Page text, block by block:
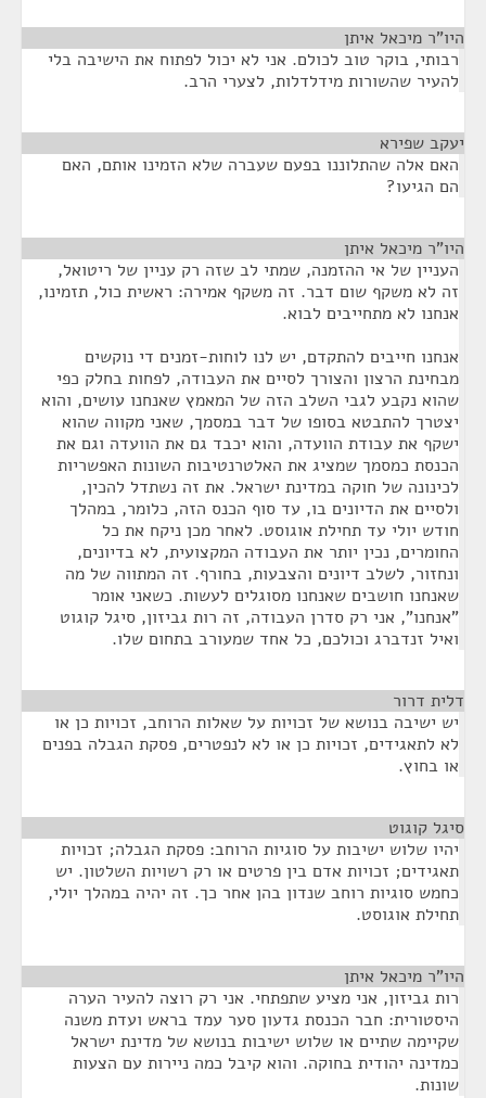
היו"ר מיכאל איתן
רבותי, בוקר טוב לכולם. אני לא יכול לפתוח את הישיבה בלי
להעיר שהשורות מידלדלות, לצערי הרב.
יעקב שפירא
האם אלה שהתלוננו בפעם שעברה שלא הזמינו אותם, האם
הם הגיעו?
היו"ר מיכאל איתן
העניין של אי ההזמנה, שמתי לב שזה רק עניין של ריטואל,
זה לא משקף שום דבר. זה משקף אמירה: ראשית כול, תזמינו,
אנחנו לא מתחייבים לבוא.
אנחנו חייבים להתקדם, יש לנו לוחות-זמנים די נוקשים
מבחינת הרצון והצורך לסיים את העבודה, לפחות בחלק כפי
שהוא נקבע לגבי השלב הזה של המאמץ שאנחנו עושים, והוא
יצטרך להתבטא בסופו של דבר במסמך, שאני מקווה שהוא
ישקף את עבודת הוועדה, והוא יכבד גם את הוועדה וגם את
הכנסת כמסמך שמציג את האלטרנטיבות השונות האפשריות
לכינונה של חוקה במדינת ישראל. את זה נשתדל להכין,
ולסיים את הדיונים בו, עד סוף הכנס הזה, כלומר, במהלך
חודש יולי עד תחילת אוגוסט. לאחר מכן ניקח את כל
החומרים, נכין יותר את העבודה המקצועית, לא בדיונים,
ונחזור, לשלב דיונים והצבעות, בחורף. זה המתווה של מה
שאנחנו חושבים שאנחנו מסוגלים לעשות. כשאני אומר
"אנחנו", אני רק סדרן העבודה, זה רות גביזון, סיגל קוגוט
ואיל זנדברג וכולכם, כל אחד שמעורב בתחום שלו.
דלית דרור
יש ישיבה בנושא של זכויות על שאלות הרוחב, זכויות כן או
לא לתאגידים, זכויות כן או לא לנפטרים, פסקת הגבלה בפנים
או בחוץ.
סיגל קוגוט
יהיו שלוש ישיבות על סוגיות הרוחב: פסקת הגבלה; זכויות
תאגידים; זכויות אדם בין פרטים או רק רשויות השלטון. יש
כחמש סוגיות רוחב שנדון בהן אחר כך. זה יהיה במהלך יולי,
תחילת אוגוסט.
היו"ר מיכאל איתן
רות גביזון, אני מציע שתפתחי. אני רק רוצה להעיר הערה
היסטורית: חבר הכנסת גדעון סער עמד בראש ועדת משנה
שקיימה שתיים או שלוש ישיבות בנושא של מדינת ישראל
כמדינה יהודית בחוקה. והוא קיבל כמה ניירות עם הצעות
שונות.